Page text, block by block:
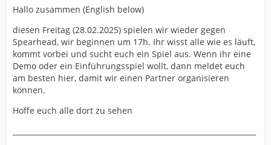
Hallo zusammen (English below)
diesen Freitag (28.02.2025) spielen wir wieder gegen
Spearhead, wir beginnen um 17h. Ihr wisst alle wie es läuft,
kommt vorbei und sucht euch ein Spiel aus. Wenn ihr eine
Demo oder ein Einführungsspiel wollt, dann meldet euch
am besten hier, damit wir einen Partner organisieren
können.
Hoffe euch alle dort zu sehen